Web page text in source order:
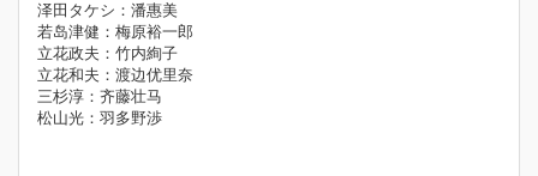
泽田タケシ：潘惠美
若岛津健：梅原裕一郎
立花政夫：竹内絢子
立花和夫：渡边优里奈
三杉淳：齐藤壮马
松山光：羽多野渉